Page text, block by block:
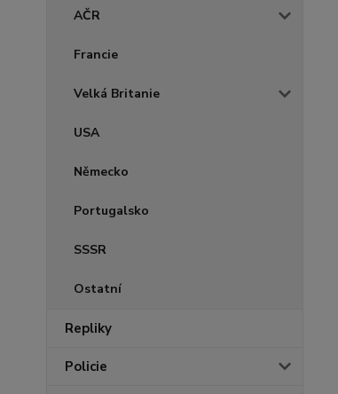
AČR
Francie
Velká Britanie
USA
Německo
Portugalsko
SSSR
Ostatní
Repliky
Policie